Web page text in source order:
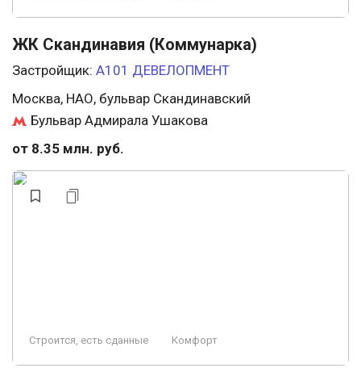
ЖК Скандинавия (Коммунарка)
Застройщик: А101 ДЕВЕЛОПМЕНТ
Москва, НАО, бульвар Скандинавский
Бульвар Адмирала Ушакова
от 8.35 млн. руб.
Строится, есть сданные Комфорт